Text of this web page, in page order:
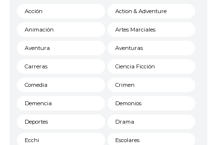
Acción Action & Adventure
Animación Artes Marciales
Aventura Aventuras
Carreras Ciencia Ficción
Comedia Crimen
Demencia Demonios
Deportes Drama
Ecchi Escolares